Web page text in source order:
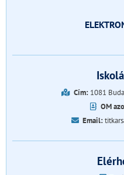
Cím:1081
OM
Email: